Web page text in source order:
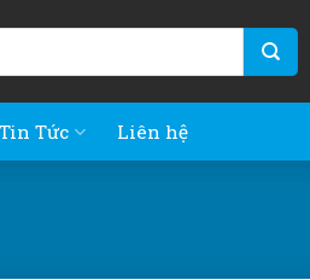
Tin Tức Liên hệ